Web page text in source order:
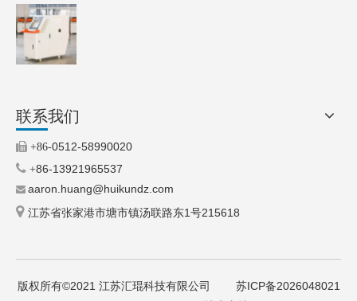
联系我们
 +86-0512-58990020
 +86-13921965537
 aaron.huang@huikundz.com
 江苏省张家港市塘市镇汤联路东1号215618
版权所有©2021 江苏汇琨科技有限公司 苏ICP备2026048021